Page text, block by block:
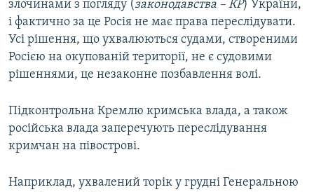
злочинами з погляду (законодавства – КР) України,
і фактично за це Росія не має права переслідувати.
Усі рішення, що ухвалюються судами, створеними
Росією на окупованій території, не є судовими
рішеннями, це незаконне позбавлення волі.
Підконтрольна Кремлю кримська влада, а також
російська влада заперечують переслідування
кримчан на півострові.
Наприклад, ухвалений торік у грудні Генеральною